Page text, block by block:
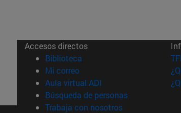
Accesos directos
Biblioteca (abre en nueva ventana)
Mi correo(abre en nueva ventana)
Aula virtual ADI (abre en nueva
Búsqueda de personas(abre en
Trabaja con nosotros(abre en nueva